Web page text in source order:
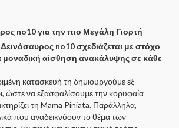
no10 για την πιο Μεγάλη Γιορτή
no10 σχεδιάζεται με στόχο
μοναδική αίσθηση ανακάλυψης σε κάθε
κατασκευή τη δημιουργούμε εξ
ώστε να εξασφαλίσουμε την κορυφαία
τη Mama Piniata. Παράλληλα,
που αναδεικνύουν το θέμα των